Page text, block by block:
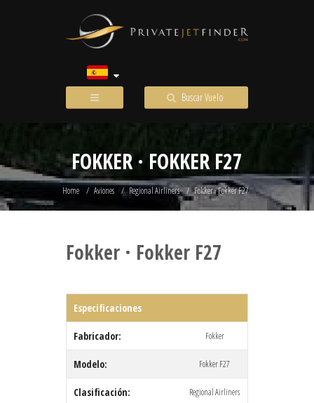
Buscar Vuelo
FOKKER · FOKKER F27
Home Aviones Regional Airliners Fokker · Fokker F27
Fokker · Fokker F27
Especificaciones
Fabricador: Fokker
Modelo: Fokker F27
Clasificación: Regional Airliners